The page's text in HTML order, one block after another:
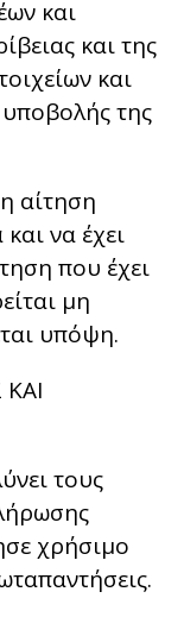
και
και της
και
της
αίτηση
να έχει
που έχει
μη
υπόψη.
τους
χρήσιμο